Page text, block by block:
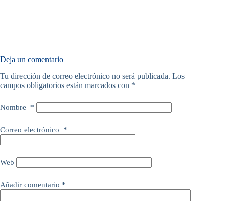
Deja un comentario
Tu dirección de correo electrónico no será publicada. Los
campos obligatorios están marcados con *
Nombre *
Correo electrónico *
Web
Añadir comentario *